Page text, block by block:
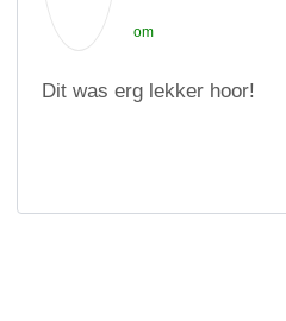
om
Dit was erg lekker hoor!